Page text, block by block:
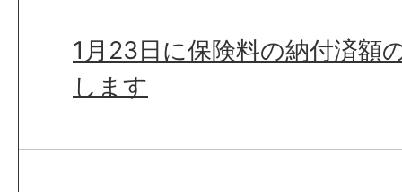
1月23日に保険料の納付済額
します